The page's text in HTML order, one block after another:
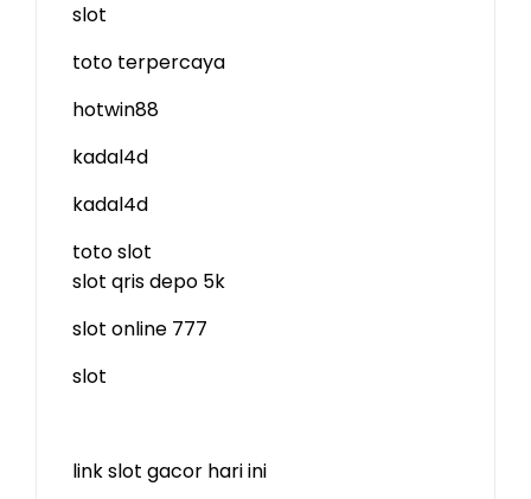
slot
toto terpercaya
hotwin88
kadal4d
kadal4d
toto slot
slot qris depo 5k
slot online 777
slot
link slot gacor hari ini